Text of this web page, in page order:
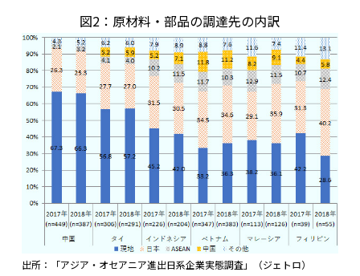
図2：原材料・部品の調達先の内訳
出所：「アジア・オセアニア進出日系企業実態調査」（ジェトロ）